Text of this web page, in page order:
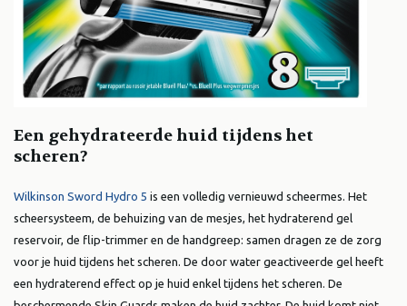
Een gehydrateerde huid tijdens het
scheren?
Wilkinson Sword Hydro 5 is een volledig vernieuwd scheermes. Het
scheersysteem, de behuizing van de mesjes, het hydraterend gel
reservoir, de flip-trimmer en de handgreep: samen dragen ze de zorg
voor je huid tijdens het scheren. De door water geactiveerde gel heeft
een hydraterend effect op je huid enkel tijdens het scheren. De